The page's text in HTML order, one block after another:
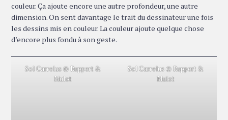
couleur. Ça ajoute encore une autre profondeur, une autre
dimension. On sent davantage le trait du dessinateur une fois
les dessins mis en couleur. La couleur ajoute quelque chose
d’encore plus fondu à son geste.
Sol Carrelus © Ruppert &
Mulot
Sol Carrelus © Ruppert &
Mulot